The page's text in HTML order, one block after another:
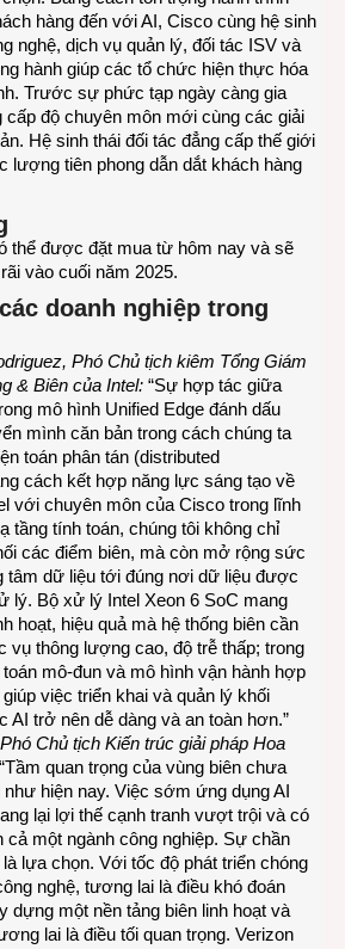
hàng đến với AI, Cisco cùng hệ sinh
nghệ, dịch vụ quản lý, đối tác ISV và
hành giúp các tổ chức hiện thực hóa
Trước sự phức tạp ngày càng gia
cấp độ chuyên môn mới cùng các giải
Hệ sinh thái đối tác đẳng cấp thế giới
lượng tiên phong dẫn dắt khách hàng
thể được đặt mua từ hôm nay và sẽ
vào cuối năm 2025.
doanh nghiệp trong
Phó Chủ tịch kiêm Tổng Giám
& Biên của Intel: “Sự hợp tác giữa
mô hình Unified Edge đánh dấu
mình căn bản trong cách chúng ta
toán phân tán (distributed
cách kết hợp năng lực sáng tạo về
với chuyên môn của Cisco trong lĩnh
tầng tính toán, chúng tôi không chỉ
các điểm biên, mà còn mở rộng sức
tâm dữ liệu tới đúng nơi dữ liệu được
lý. Bộ xử lý Intel Xeon 6 SoC mang
hoạt, hiệu quả mà hệ thống biên cần
vụ thông lượng cao, độ trễ thấp; trong
mô-đun và mô hình vận hành hợp
việc triển khai và quản lý khối
AI trở nên dễ dàng và an toàn hơn.”
Chủ tịch Kiến trúc giải pháp Hoa
“Tầm quan trọng của vùng biên chưa
như hiện nay. Việc sớm ứng dụng AI
lại lợi thế cạnh tranh vượt trội và có
cả một ngành công nghiệp. Sự chần
lựa chọn. Với tốc độ phát triển chóng
nghệ, tương lai là điều khó đoán
dựng một nền tảng biên linh hoạt và
lai là điều tối quan trọng. Verizon